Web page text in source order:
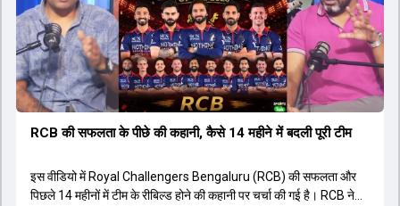
थी। शानदार प्रदर्शन के बाद इस युवा खिलाड़ी को श्रीलंका में होने वाली
त्रिकोणीय सीरीज के लिए इंडिया ए टीम में भी शामिल कर लिया गया है।
RCB की सफलता के पीछे की कहानी, कैसे 14 महीने में बदली पूरी टीम
इस वीडियो में Royal Challengers Bengaluru (RCB) की सफलता और
पिछले 14 महीनों में टीम के रीबिल्ड होने की कहानी पर चर्चा की गई है। RCB ने